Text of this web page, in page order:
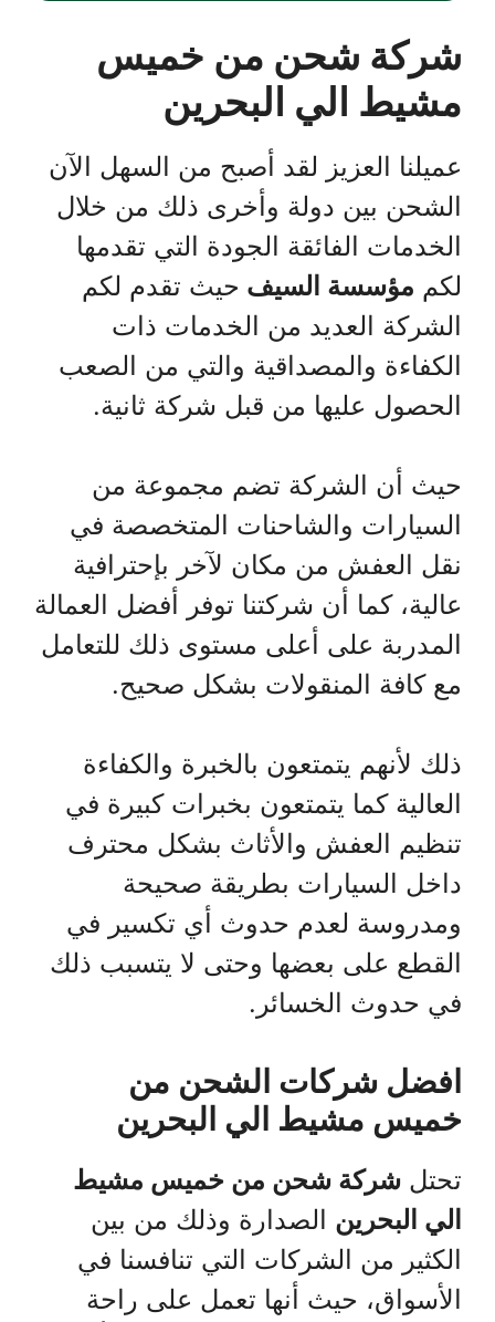
شركة شحن من خميس
مشيط الي البحرين
عميلنا العزيز لقد أصبح من السهل الآن
الشحن بين دولة وأخرى ذلك من خلال
الخدمات الفائقة الجودة التي تقدمها
لكم مؤسسة السيف حيث تقدم لكم
الشركة العديد من الخدمات ذات
الكفاءة والمصداقية والتي من الصعب
الحصول عليها من قبل شركة ثانية.
حيث أن الشركة تضم مجموعة من
السيارات والشاحنات المتخصصة في
نقل العفش من مكان لآخر بإحترافية
عالية، كما أن شركتنا توفر أفضل العمالة
المدربة على أعلى مستوى ذلك للتعامل
مع كافة المنقولات بشكل صحيح.
ذلك لأنهم يتمتعون بالخبرة والكفاءة
العالية كما يتمتعون بخبرات كبيرة في
تنظيم العفش والأثاث بشكل محترف
داخل السيارات بطريقة صحيحة
ومدروسة لعدم حدوث أي تكسير في
القطع على بعضها وحتى لا يتسبب ذلك
في حدوث الخسائر.
افضل شركات الشحن من
خميس مشيط الي البحرين
تحتل شركة شحن من خميس مشيط
الي البحرين الصدارة وذلك من بين
الكثير من الشركات التي تنافسنا في
الأسواق، حيث أنها تعمل على راحة